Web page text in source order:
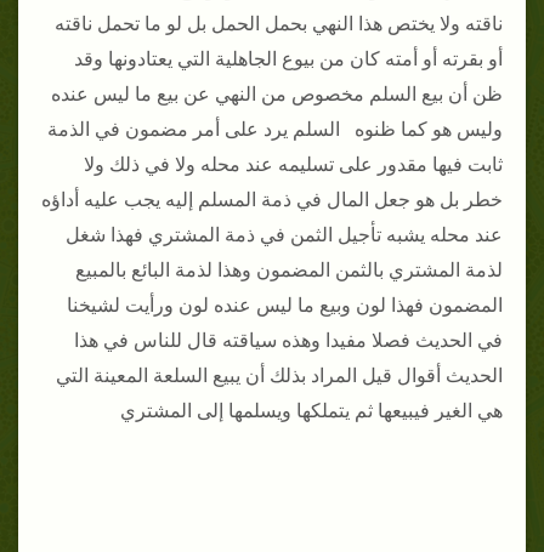
ناقته ولا يختص هذا النهي بحمل الحمل بل لو ما تحمل ناقته
أو بقرته أو أمته كان من بيوع الجاهلية التي يعتادونها وقد
ظن أن بيع السلم مخصوص من النهي عن بيع ما ليس عنده
وليس هو كما ظنوه السلم يرد على أمر مضمون في الذمة
ثابت فيها مقدور على تسليمه عند محله ولا في ذلك ولا
خطر بل هو جعل المال في ذمة المسلم إليه يجب عليه أداؤه
عند محله يشبه تأجيل الثمن في ذمة المشتري فهذا شغل
لذمة المشتري بالثمن المضمون وهذا لذمة البائع بالمبيع
المضمون فهذا لون وبيع ما ليس عنده لون ورأيت لشيخنا
في الحديث فصلا مفيدا وهذه سياقته قال للناس في هذا
الحديث أقوال قيل المراد بذلك أن يبيع السلعة المعينة التي
هي الغير فيبيعها ثم يتملكها ويسلمها إلى المشتري